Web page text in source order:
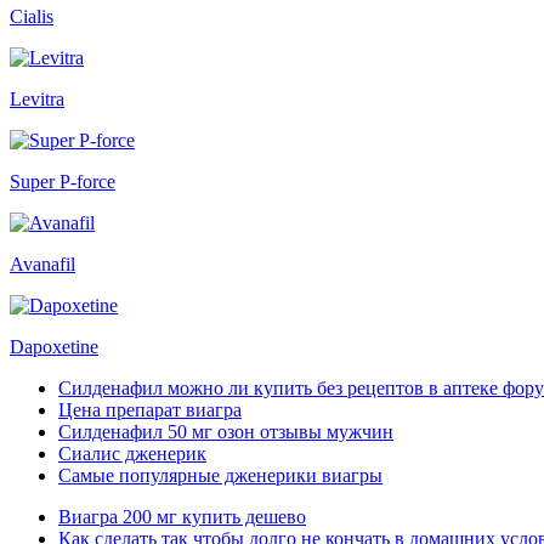
Cialis
Levitra
Super P-force
Avanafil
Dapoxetine
Силденафил можно ли купить без рецептов в аптеке
Цена препарат виагра
Силденафил 50 мг озон отзывы мужчин
Сиалис дженерик
Самые популярные дженерики виагры
Виагра 200 мг купить дешево
Как сделать так чтобы долго не кончать в домашних